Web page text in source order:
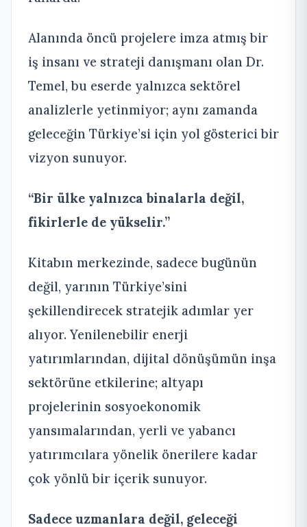
Alanında öncü projelere imza atmış bir
iş insanı ve strateji danışmanı olan Dr.
Temel, bu eserde yalnızca sektörel
analizlerle yetinmiyor; aynı zamanda
geleceğin Türkiye’si için yol gösterici bir
vizyon sunuyor.
“Bir ülke yalnızca binalarla değil,
fikirlerle de yükselir.”
Kitabın merkezinde, sadece bugünün
değil, yarının Türkiye’sini
şekillendirecek stratejik adımlar yer
alıyor. Yenilenebilir enerji
yatırımlarından, dijital dönüşümün inşa
sektörüne etkilerine; altyapı
projelerinin sosyoekonomik
yansımalarından, yerli ve yabancı
yatırımcılara yönelik önerilere kadar
çok yönlü bir içerik sunuyor.
Sadece uzmanlara değil, geleceği